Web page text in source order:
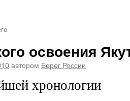
освоения
автором Берег России
хронологии